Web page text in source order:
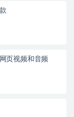
页视频和音频